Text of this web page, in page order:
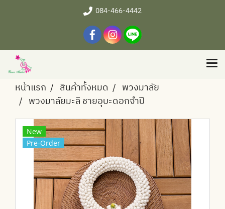
084-466-4442
หน้าแรก สินค้าทั้งหมด
พวงมาลัย
พวงมาลัยมะลิ ชายอุบะดอกจำปี
New
Pre-Order